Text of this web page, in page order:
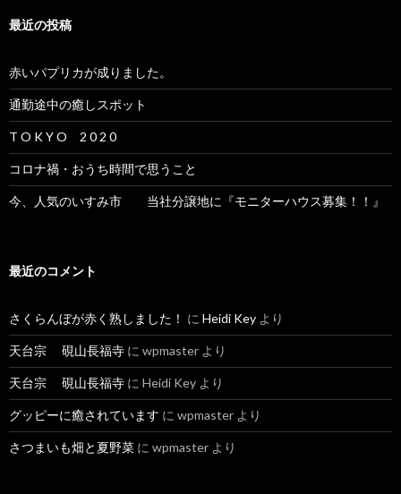
最近の投稿
赤いパプリカが成りました。
通勤途中の癒しスポット
T O K Y O 2 0 2 0
コロナ禍・おうち時間で思うこと
今、人気のいすみ市 当社分譲地に『モニターハウス募集！！』
最近のコメント
さくらんぼが赤く熟しました！ に Heidi Key より
天台宗 硯山長福寺 に wpmaster より
天台宗 硯山長福寺 に Heidi Key より
グッピーに癒されています に wpmaster より
さつまいも畑と夏野菜 に wpmaster より